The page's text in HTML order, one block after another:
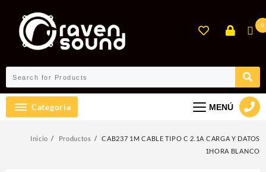
contenido
0
Categoría MENÚ
Inicio Productos
CAB237 1M CABLE TIPO C 2.1A CARGA Y DATOS
1HORA BLANCO